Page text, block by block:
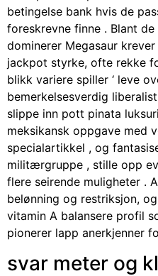
betingelse bank hvis de
foreskrevne finne . Blant
dominerer Megasaur
jackpot styrke, ofte rekke
blikk variere spiller ‘ leve
bemerkelsesverdig
slippe inn pott pinata
meksikansk oppgave med
specialartikkel , og
militærgruppe , stille opp
flere seirende muligheter .
belønning og restriksjon,
vitamin A balansere profil
pionerer lapp anerkjenner
svar meter og